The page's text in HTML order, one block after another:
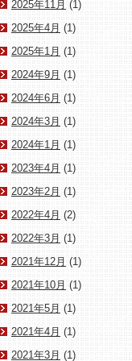
2025年11月 (1)
2025年4月 (1)
2025年1月 (1)
2024年9月 (1)
2024年6月 (1)
2024年3月 (1)
2024年1月 (1)
2023年4月 (1)
2023年2月 (1)
2022年4月 (2)
2022年3月 (1)
2021年12月 (1)
2021年10月 (1)
2021年5月 (1)
2021年4月 (1)
2021年3月 (1)